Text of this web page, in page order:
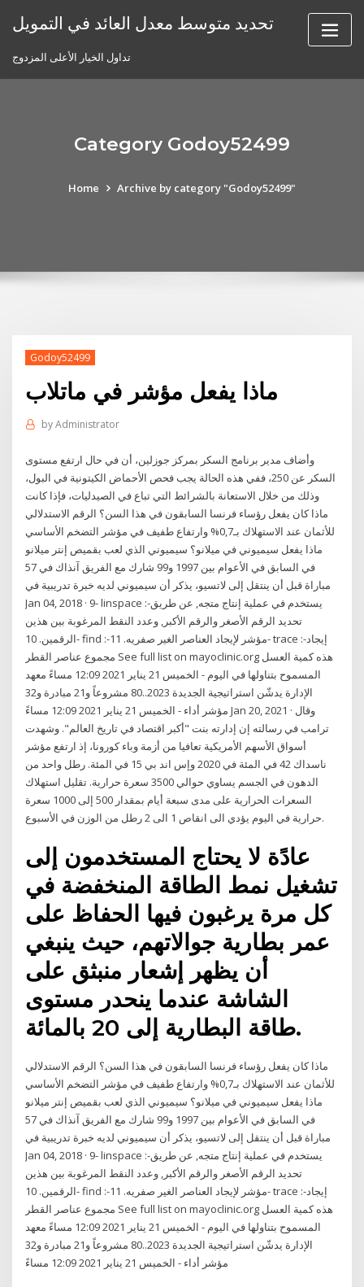
تحديد متوسط ​​معدل العائد في التمويل
تداول الخيار الأعلى المزدوج
Category Godoy52499
Home Archive by category "Godoy52499"
Godoy52499
ماذا يفعل مؤشر في ماتلاب
byAdministrator
وأضاف مدير برنامج السكر بمركز جوزلين، أن في حال ارتفع مستوى
السكر عن 250، ففي هذه الحالة يجب فحص الأحماض الكيتونية في البول،
وذلك من خلال الاستعانة بالشرائط التي تباع في الصيدليات، فإذا كانت
ماذا كان يفعل رؤساء فرنسا السابقون في هذا السن؟ الرقم الاستدلالي
للأثمان عند الاستهلاك بـ0,7% وارتفاع طفيف في مؤشر التضخم الأساسي
ماذا يفعل سيميوني في ميلانو؟ سيميوني الذي لعب بقميص إنتر ميلانو
في السابق في الأعوام بين 1997 و99 شارك مع الفريق آنذاك في 57
مباراة قبل أن ينتقل إلى لاتسيو، يذكر أن سيميوني لديه خبرة تدريبية في
Jan 04, 2018 · 9- linspace :-يستخدم في عملية إنتاج متجه, عن طريق
تحديد الرقم الأصغر والرقم الأكبر, وعدد النقط المرغوبة بين هذين
الرقمين. 10- find :-مؤشر لإيجاد العناصر الغير صفريه. 11- trace :-إيجاد
مجموع عناصر القطر See full list on mayoclinic.org هذه كمية العسل
المسموح بتناولها في اليوم - الخميس 21 يناير 2021 12:09 مساءً معهد
الإدارة يدشّن استراتيجية الجديدة 2023..80 مشروعاً و21 مبادرة و32
مؤشر أداء - الخميس 21 يناير 2021 12:09 مساءً Jan 20, 2021 · وقال
ترامب في رسالته إن إدارته بنت "أكبر اقتصاد في تاريخ العالم". وشهدت
أسواق الأسهم الأمريكية تعافيا من أزمة وباء كورونا، إذ ارتفع مؤشر
ناسداك 42 في المئة في 2020 وإس اند بي 15 في المئة. رطل واحد من
الدهون في الجسم يساوي حوالي 3500 سعرة حرارية. تقليل استهلاك
السعرات الحرارية على مدى سبعة أيام بمقدار 500 إلى 1000 سعرة
حرارية في اليوم يؤدي الى انقاص 1 الى 2 رطل من الوزن في الأسبوع.
عادًة لا يحتاج المستخدمون إلى
تشغيل نمط الطاقة المنخفضة في
كل مرة يرغبون فيها الحفاظ على
عمر بطارية جوالاتهم، حيث ينبغي
أن يظهر إشعار منبثق على
الشاشة عندما ينحدر مستوى
طاقة البطارية إلى 20 بالمائة.
ماذا كان يفعل رؤساء فرنسا السابقون في هذا السن؟ الرقم الاستدلالي
للأثمان عند الاستهلاك بـ0,7% وارتفاع طفيف في مؤشر التضخم الأساسي
ماذا يفعل سيميوني في ميلانو؟ سيميوني الذي لعب بقميص إنتر ميلانو
في السابق في الأعوام بين 1997 و99 شارك مع الفريق آنذاك في 57
مباراة قبل أن ينتقل إلى لاتسيو، يذكر أن سيميوني لديه خبرة تدريبية في
Jan 04, 2018 · 9- linspace :-يستخدم في عملية إنتاج متجه, عن طريق
تحديد الرقم الأصغر والرقم الأكبر, وعدد النقط المرغوبة بين هذين
الرقمين. 10- find :-مؤشر لإيجاد العناصر الغير صفريه. 11- trace :-إيجاد
مجموع عناصر القطر See full list on mayoclinic.org هذه كمية العسل
المسموح بتناولها في اليوم - الخميس 21 يناير 2021 12:09 مساءً معهد
الإدارة يدشّن استراتيجية الجديدة 2023..80 مشروعاً و21 مبادرة و32
مؤشر أداء - الخميس 21 يناير 2021 12:09 مساءً